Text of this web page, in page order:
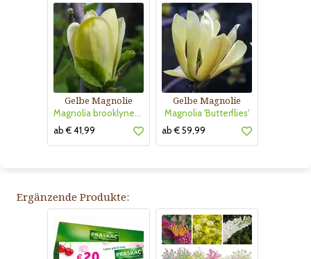
Gelbe Magnolie
Magnolia brooklynensis 'Yellow Bird'
ab € 41,99
Gelbe Magnolie
Magnolia 'Butterflies'
ab € 59,99
Ergänzende Produkte: